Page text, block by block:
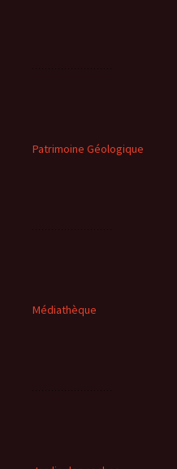
Patrimoine Géologique
Médiathèque